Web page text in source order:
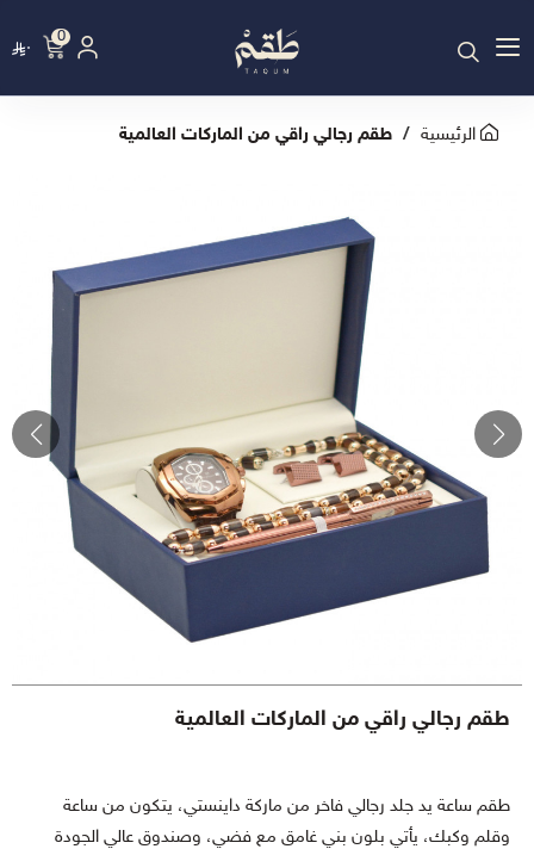
0 ٠
الرئيسية طقم رجالي راقي من الماركات العالمية
طقم رجالي راقي من الماركات العالمية
طقم ساعة يد جلد رجالي فاخر من ماركة داينستي، يتكون من ساعة
وقلم وكبك، يأتي بلون بني غامق مع فضي، وصندوق عالي الجودة